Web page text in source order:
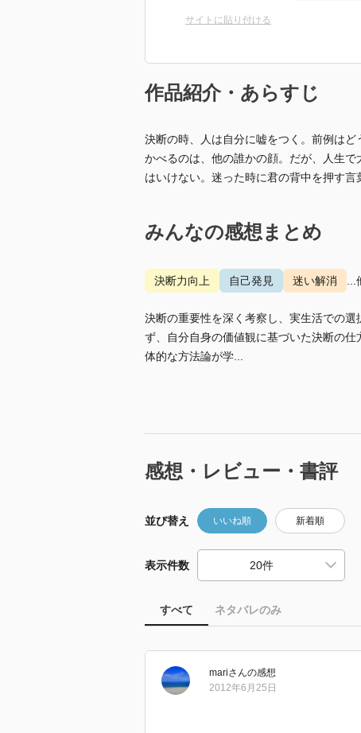
サイトに貼り付ける
作品紹介・あらすじ
決断の時、人は自分に嘘をつく。前例は
かべるのは、他の誰かの顔。だが、人生
はいけない。迷った時に君の背中を押す言
みんなの感想まとめ
決断力向上 自己発見 迷い解消
決断の重要性を深く考察し、実生活での
ず、自分自身の価値観に基づいた決断の
体的な方法論が学...
感想・レビュー・書評
並び替え いいね順 新着順
表示件数
すべて ネタバレのみ
mariさんの感想
2012年6月25日